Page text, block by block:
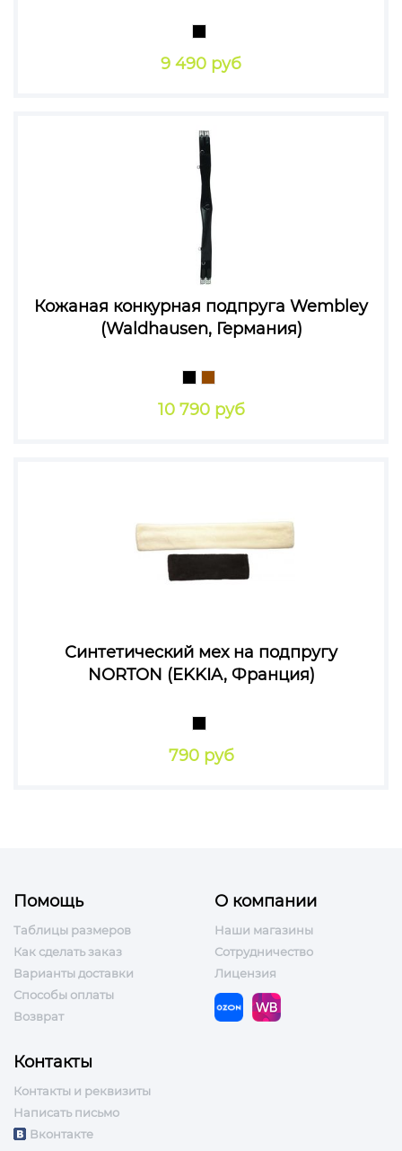
9 490 руб
Кожаная конкурная подпруга Wembley
(Waldhausen, Германия)
10 790 руб
Синтетический мех на подпругу
NORTON (EKKIA, Франция)
790 руб
Помощь
Таблицы размеров
Как сделать заказ
Варианты доставки
Способы оплаты
Возврат
О компании
Наши магазины
Сотрудничество
Лицензия
Контакты
Контакты и реквизиты
Написать письмо
Вконтакте